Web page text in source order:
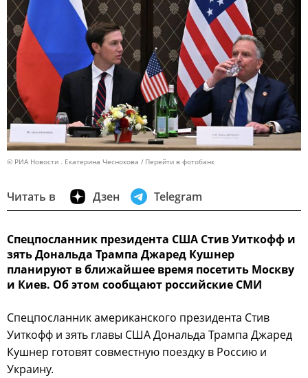
© РИА Новости . Екатерина Чеснокова Перейти в фотобанк
Читать в Дзен Telegram
Спецпосланник президента США Стив Уиткофф и
зять Дональда Трампа Джаред Кушнер
планируют в ближайшее время посетить Москву
и Киев. Об этом сообщают российские СМИ
Спецпосланник американского президента Стив
Уиткофф и зять главы США Дональда Трампа Джаред
Кушнер готовят совместную поездку в Россию и
Украину.